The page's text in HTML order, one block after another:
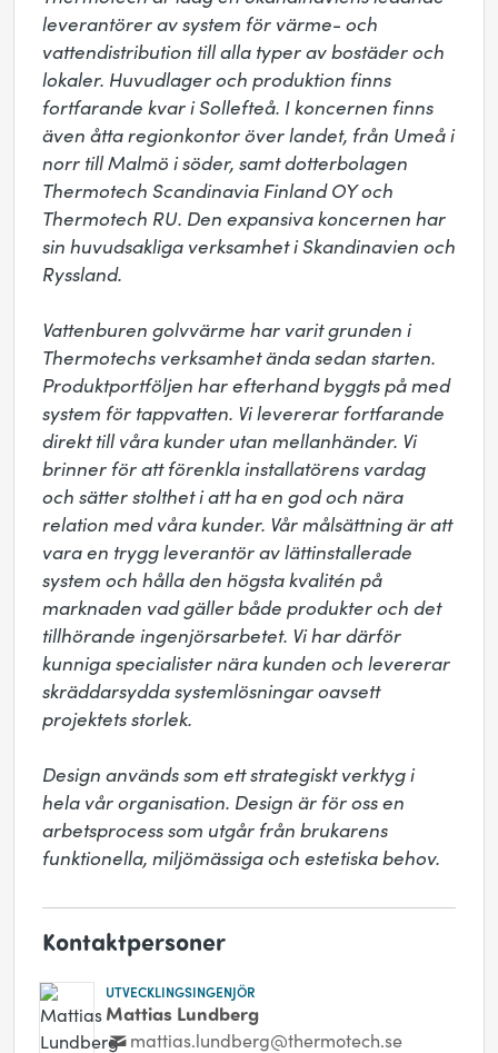
leverantörer av system för värme- och
vattendistribution till alla typer av bostäder och
lokaler. Huvudlager och produktion finns
fortfarande kvar i Sollefteå. I koncernen finns
även åtta regionkontor över landet, från Umeå i
norr till Malmö i söder, samt dotterbolagen
Thermotech Scandinavia Finland OY och
Thermotech RU. Den expansiva koncernen har
sin huvudsakliga verksamhet i Skandinavien och
Ryssland.
Vattenburen golvvärme har varit grunden i
Thermotechs verksamhet ända sedan starten.
Produktportföljen har efterhand byggts på med
system för tappvatten. Vi levererar fortfarande
direkt till våra kunder utan mellanhänder. Vi
brinner för att förenkla installatörens vardag
och sätter stolthet i att ha en god och nära
relation med våra kunder. Vår målsättning är att
vara en trygg leverantör av lättinstallerade
system och hålla den högsta kvalitén på
marknaden vad gäller både produkter och det
tillhörande ingenjörsarbetet. Vi har därför
kunniga specialister nära kunden och levererar
skräddarsydda systemlösningar oavsett
projektets storlek.
Design används som ett strategiskt verktyg i
hela vår organisation. Design är för oss en
arbetsprocess som utgår från brukarens
funktionella, miljömässiga och estetiska behov.
Kontaktpersoner
UTVECKLINGSINGENJÖR
Mattias Lundberg
mattias.lundberg@thermotech.se